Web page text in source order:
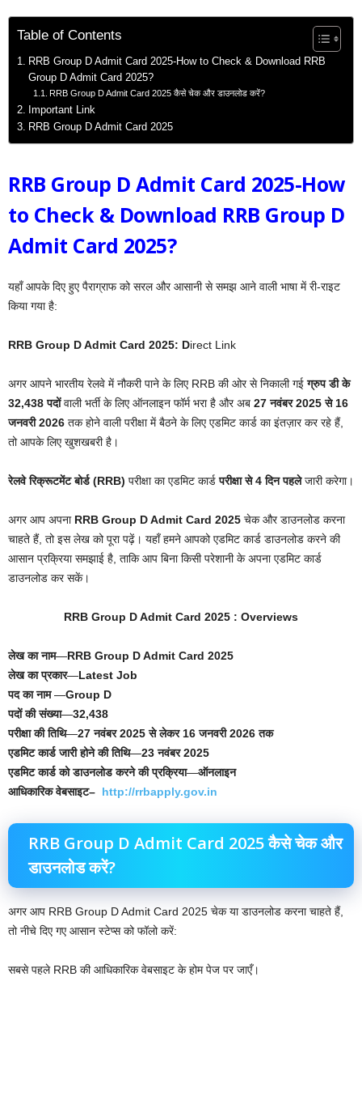
Table of Contents
RRB Group D Admit Card 2025-How to Check & Download RRB
Group D Admit Card 2025?
RRB Group D Admit Card 2025 कैसे चेक और डाउनलोड करें?
Important Link
RRB Group D Admit Card 2025
RRB Group D Admit Card 2025-How
to Check & Download RRB Group D
Admit Card 2025?
यहाँ आपके दिए हुए पैराग्राफ को सरल और आसानी से समझ आने वाली भाषा में री-राइट
किया गया है:
RRB Group D Admit Card 2025: Direct Link
अगर आपने भारतीय रेलवे में नौकरी पाने के लिए RRB की ओर से निकाली गईग्रुप डी के
32,438 पदोंवाली भर्ती के लिए ऑनलाइन फॉर्म भरा है और अब 27 नवंबर 2025 से 16
जनवरी 2026 तक होने वाली परीक्षा में बैठने के लिए एडमिट कार्ड का इंतज़ार कर रहे हैं,
तो आपके लिए खुशखबरी है।
रेलवे रिक्रूटमेंट बोर्ड (RRB) परीक्षा का एडमिट कार्डपरीक्षा से 4 दिन पहलेजारी करेगा।
अगर आप अपना RRB Group D Admit Card 2025 चेक और डाउनलोड करना
चाहते हैं, तो इस लेख को पूरा पढ़ें। यहाँ हमने आपको एडमिट कार्ड डाउनलोड करने की
आसान प्रक्रिया समझाई है, ताकि आप बिना किसी परेशानी के अपना एडमिट कार्ड
डाउनलोड कर सकें।
RRB Group D Admit Card 2025 : Overviews
लेख का नाम—RRB Group D Admit Card 2025
लेख का प्रकार—Latest Job
पद का नाम—Group D
पदों की संख्या—32,438
परीक्षा की तिथि—27 नवंबर 2025 से लेकर 16 जनवरी 2026 तक
एडमिट कार्ड जारी होने की तिथि—23 नवंबर 2025
एडमिट कार्ड को डाउनलोड करने की प्रक्रिया—ऑनलाइन
आधिकारिक वेबसाइट– http://rrbapply.gov.in
RRB Group D Admit Card 2025 कैसे चेक और
डाउनलोड करें?
अगर आप RRB Group D Admit Card 2025 चेक या डाउनलोड करना चाहते हैं,
तो नीचे दिए गए आसान स्टेप्स को फॉलो करें:
सबसे पहले RRB की आधिकारिक वेबसाइट के होम पेज पर जाएँ।